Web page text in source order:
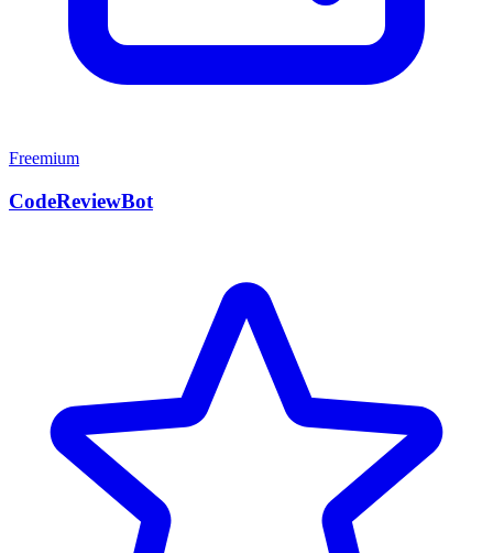
Freemium
CodeReviewBot